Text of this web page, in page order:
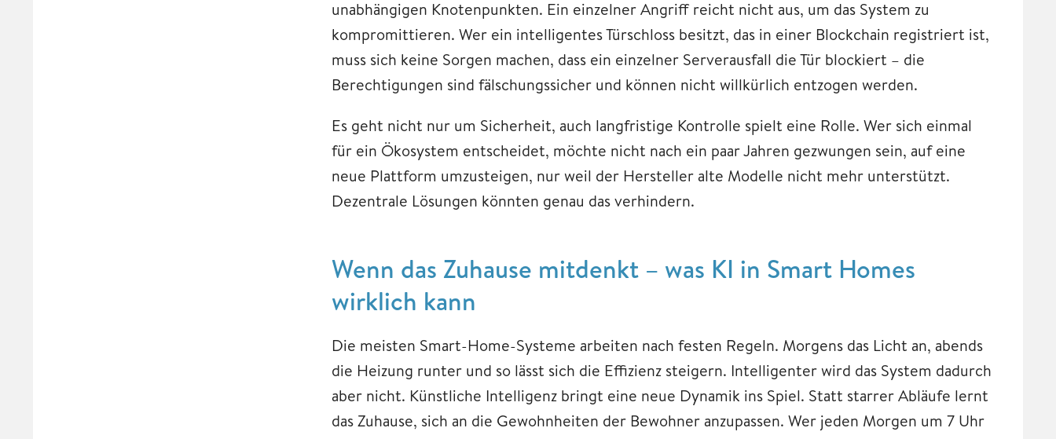
unabhängigen Knotenpunkten. Ein einzelner Angriff reicht nicht aus, um das System zu
kompromittieren. Wer ein intelligentes Türschloss besitzt, das in einer Blockchain registriert ist,
muss sich keine Sorgen machen, dass ein einzelner Serverausfall die Tür blockiert – die
Berechtigungen sind fälschungssicher und können nicht willkürlich entzogen werden.
Es geht nicht nur um Sicherheit, auch langfristige Kontrolle spielt eine Rolle. Wer sich einmal
für ein Ökosystem entscheidet, möchte nicht nach ein paar Jahren gezwungen sein, auf eine
neue Plattform umzusteigen, nur weil der Hersteller alte Modelle nicht mehr unterstützt.
Dezentrale Lösungen könnten genau das verhindern.
Wenn das Zuhause mitdenkt – was KI in Smart Homes
wirklich kann
Die meisten Smart-Home-Systeme arbeiten nach festen Regeln. Morgens das Licht an, abends
die Heizung runter und so lässt sich die Effizienz steigern. Intelligenter wird das System dadurch
aber nicht. Künstliche Intelligenz bringt eine neue Dynamik ins Spiel. Statt starrer Abläufe lernt
das Zuhause, sich an die Gewohnheiten der Bewohner anzupassen. Wer jeden Morgen um 7 Uhr